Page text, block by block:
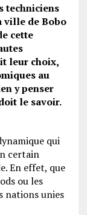
techniciens
ville de Bobo
cette
leur choix,
au
y penser
le savoir.
qui
certain
En effet, que
ou les
nations unies